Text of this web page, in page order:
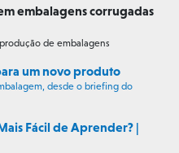
embalagens corrugadas
de embalagens
um novo produto
desde o briefing do
Fácil de Aprender? |